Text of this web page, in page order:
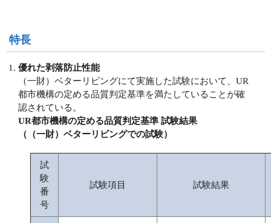
特長
優れた剥落防止性能
（一財）ベターリビングにて実施した試験において、UR
都市機構の定める品質判定基準を満たしていることが確
認されている。
UR都市機構の定める品質判定基準 試験結果
（（一財）ベターリビングでの試験）
試
験
番
号
試験項目 試験結果